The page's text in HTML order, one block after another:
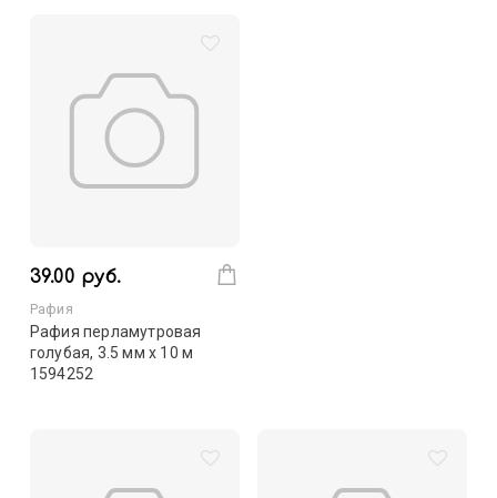
39.00 руб.
Рафия
Рафия перламутровая
голубая, 3.5 мм х 10 м
1594252